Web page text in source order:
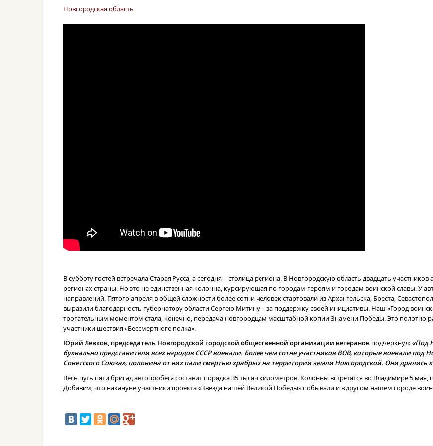
Новгородская область
В субботу гостей встречала Старая Русса, а сегодня – столица региона. В Новгородскую область двадцать
регионах страны. Но это не единственная колонна, курсирующая по городам-героям и городам воинской славы. У
направлений. Пятого апреля в общей сложности более сотни человек стартовали из Архангельска, Бреста,
выразили благодарность губернатору области Сергею Митину – за поддержку своей инициативы. Наш «Город
трогательным моментом стала, конечно, передача новгородцам масштабной копии Знамени Победы. Это полотно
участники шествия «Бессмертного полка».
Юрий Левков, председатель Новгородской городской общественной организации ветеранов подчеркнул: «Под
буквально представители всех народов СССР воевали. Более чем сотне участников ВОВ, которые воевали под
Советского Союза», половина от них пали смертью храбрых на территории земли Новгородской. Они дрались
Весь путь пяти бригад автопробега составит порядка 35 тысяч километров. Колонны встретятся во Владимире 5
Добавим, что накануне участники проекта «Звезда нашей Великой Победы» побывали и в другом нашем городе